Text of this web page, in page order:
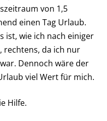
von 1,5
einen Tag Urlaub.
ist, wie ich nach einiger
rechtens, da ich nur
Dennoch wäre der
viel Wert für mich.
Hilfe.